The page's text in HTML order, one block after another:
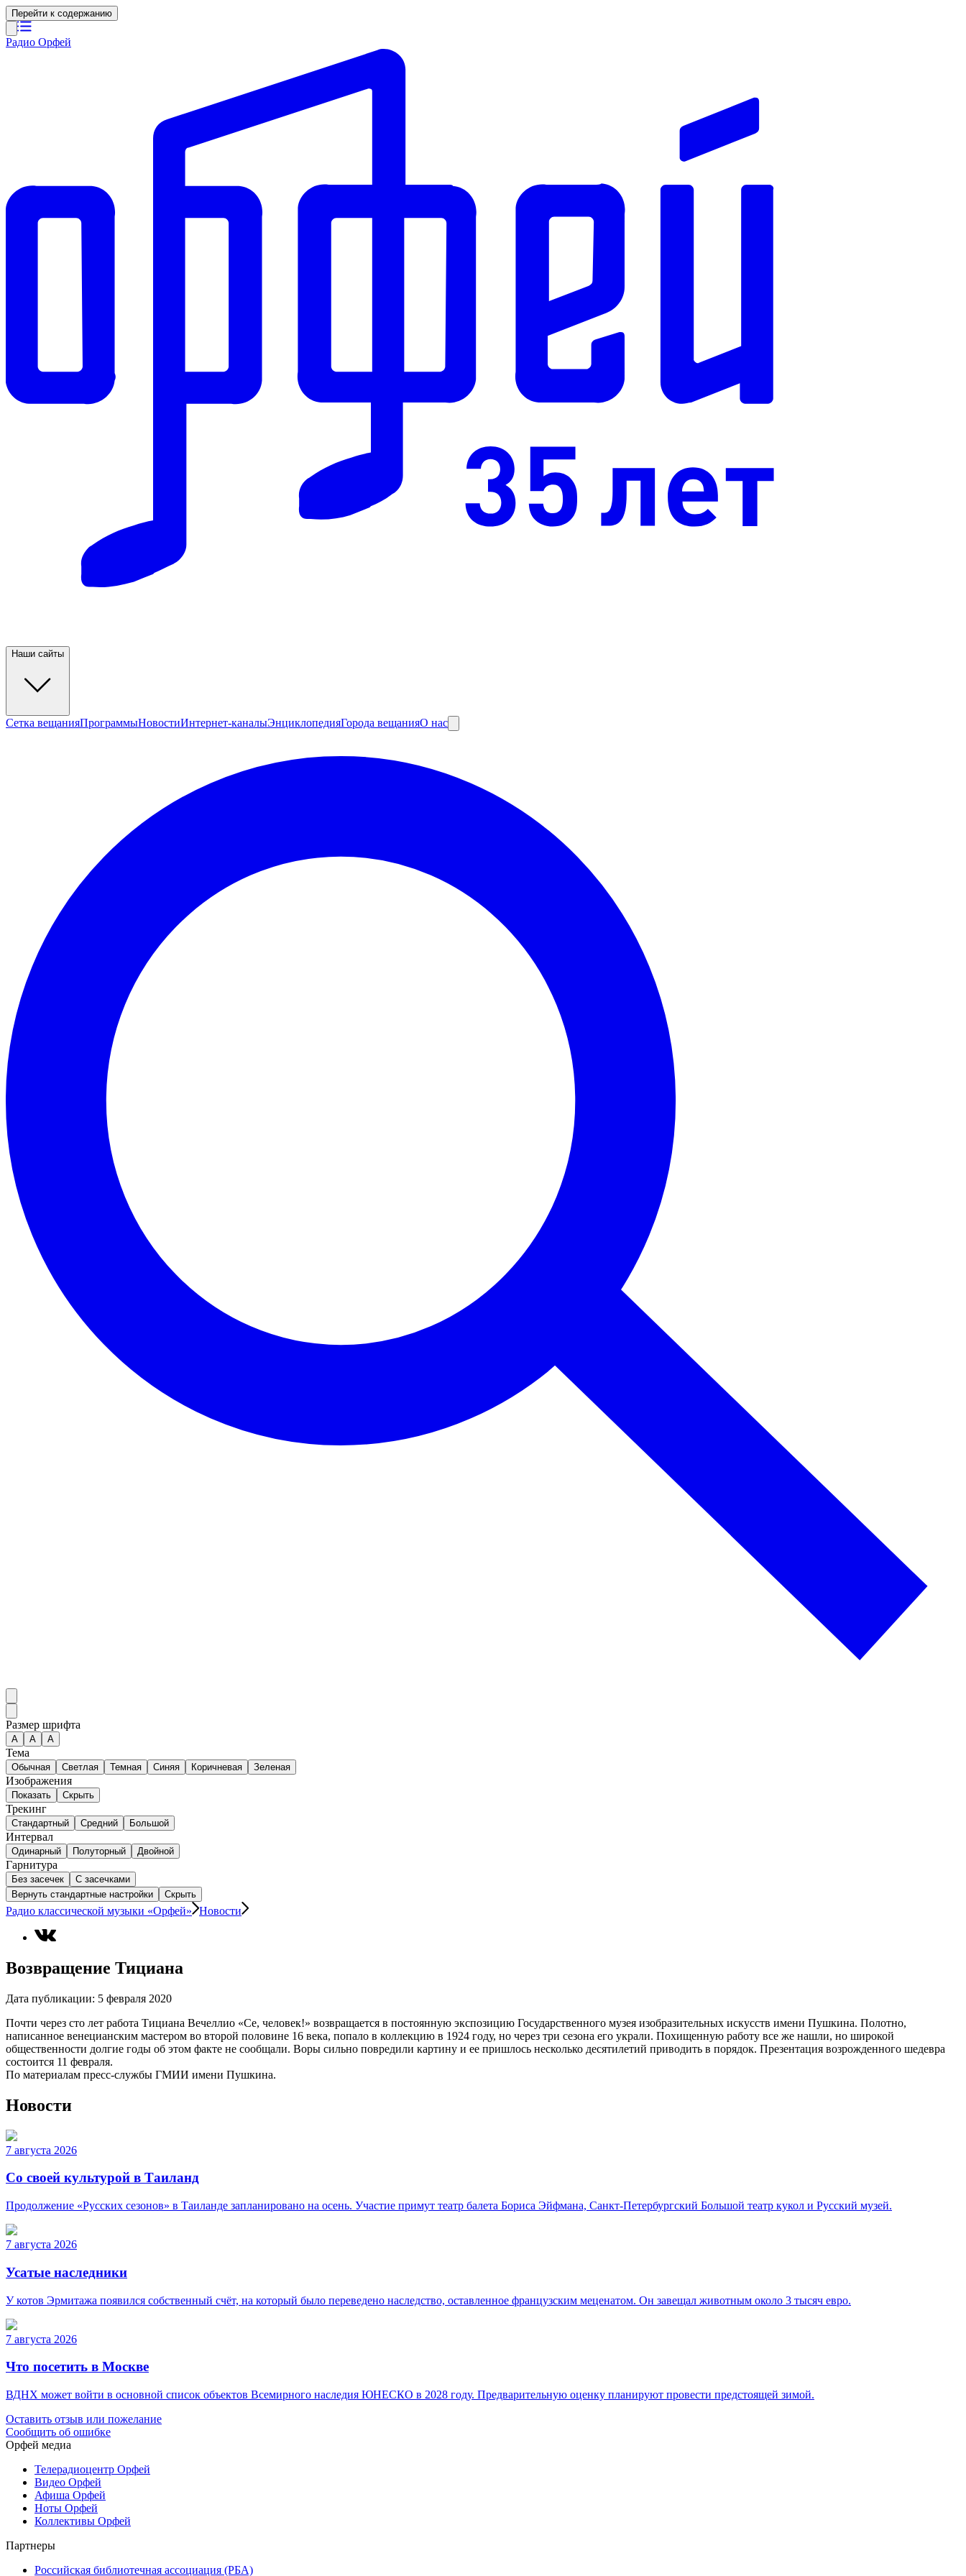
Перейти к содержанию
Радио Орфей
Наши сайты
Сетка вещанияПрограммыНовостиИнтернет-каналыЭнциклопедияГорода вещанияО нас
Размер шрифта
А A A
Тема
Обычная Светлая Темная Синяя Коричневая Зеленая
Изображения
Показать Скрыть
Трекинг
Стандартный Средний Большой
Интервал
Одинарный Полуторный Двойной
Гарнитура
Без засечек
С засечками
Вернуть стандартные настройки
Скрыть
Радио классической музыки «Орфей» Новости
Возвращение Тициана
Дата публикации: 5 февраля 2020
Почти через сто лет работа Тициана Вечеллио «Се, человек!» возвращается в постоянную экспозицию Государственного музея изобразительных искусств имени Пушкина. Полотно,
написанное венецианским мастером во второй половине 16 века, попало в коллекцию в 1924 году, но через три сезона его украли. Похищенную работу все же нашли, но широкой
общественности долгие годы об этом факте не сообщали. Воры сильно повредили картину и ее пришлось несколько десятилетий приводить в порядок. Презентация возрожденного шедевра
состоится 11 февраля.
По материалам пресс-службы ГМИИ имени Пушкина.
Новости
7 августа 2026
Со своей культурой в Таиланд
Продолжение «Русских сезонов» в Таиланде запланировано на осень. Участие примут театр балета Бориса Эйфмана, Санкт-Петербургский Большой театр кукол и Русский музей.
7 августа 2026
Усатые наследники
У котов Эрмитажа появился собственный счёт, на который было переведено наследство, оставленное французским меценатом. Он завещал животным около 3 тысяч евро.
7 августа 2026
Что посетить в Москве
ВДНХ может войти в основной список объектов Всемирного наследия ЮНЕСКО в 2028 году. Предварительную оценку планируют провести предстоящей зимой.
Оставить отзыв или пожелание
Сообщить об ошибке
Орфей медиа
Телерадиоцентр Орфей
Видео Орфей
Афиша Орфей
Ноты Орфей
Коллективы Орфей
Партнеры
Российская библиотечная ассоциация (РБА)